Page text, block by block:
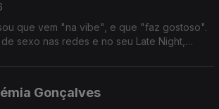
que vem "na vibe", e que "faz gostoso".
sexo nas redes e no seu Late Night,
Gonçalves